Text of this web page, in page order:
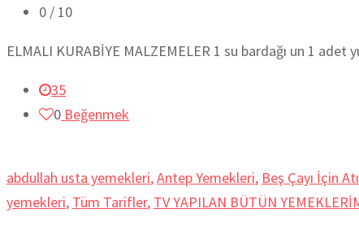
0 / 10
ELMALI KURABİYE MALZEMELER 1 su bardağı un 1
35
0 Beğenmek
abdullah usta yemekleri,Antep Yemekleri, Beş Çayı İçin
yemekleri, Tüm Tarifler, TV YAPILAN BÜTÜN